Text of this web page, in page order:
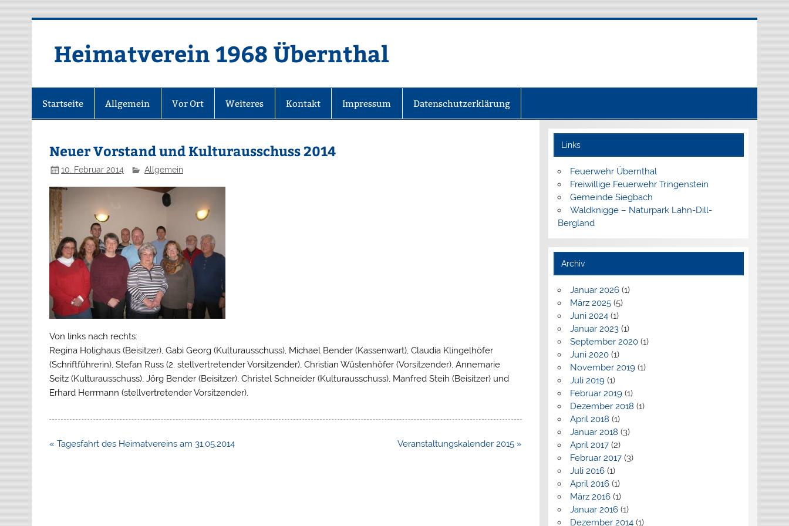
Heimatverein 1968 Übernthal
Startseite Allgemein Vor Ort Weiteres Kontakt Impressum Datenschutzerklärung
Neuer Vorstand und Kulturausschuss 2014
10. Februar 2014 Allgemein
Von links nach rechts:
Regina Holighaus (Beisitzer), Gabi Georg (Kulturausschuss), Michael Bender (Kassenwart), Claudia Klingelhöfer
(Schriftführerin), Stefan Russ (2. stellvertretender Vorsitzender), Christian Wüstenhöfer (Vorsitzender), Annemarie
Seitz (Kulturausschuss), Jörg Bender (Beisitzer), Christel Schneider (Kulturausschuss), Manfred Steih (Beisitzer) und
Erhard Herrmann (stellvertretender Vorsitzender).
Beitragsnavigation
« Tagesfahrt des Heimatvereins am 31.05.2014 Veranstaltungskalender 2015 »
Links
Feuerwehr Übernthal
Freiwillige Feuerwehr Tringenstein
Gemeinde Siegbach
Waldknigge – Naturpark Lahn-Dill-
Bergland
Archiv
Januar 2026(1)
März 2025(5)
Juni 2024(1)
Januar 2023(1)
September 2020(1)
Juni 2020(1)
November 2019(1)
Juli 2019(1)
Februar 2019(1)
Dezember 2018 (1)
April 2018 (1)
Januar 2018 (3)
April 2017(2)
Februar 2017(3)
Juli 2016(1)
April 2016(1)
März 2016(1)
Januar 2016(1)
Dezember 2014(1)